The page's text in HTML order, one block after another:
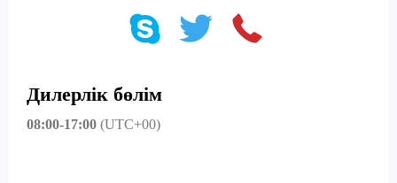
Дилерлік бөлім
08:00-17:00 (UTC+00)